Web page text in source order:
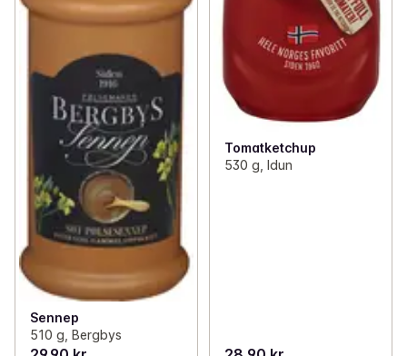
Sennep
510 g, Bergbys
Tomatketchup
530 g, Idun